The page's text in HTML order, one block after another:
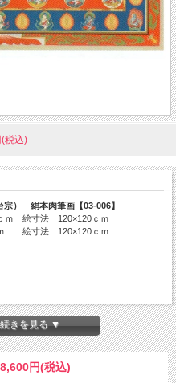
税込)
宗） 絹本肉筆画【03-006】
ｍ 絵寸法 120×120ｃｍ
ｍ 絵寸法 120×120ｃｍ
お見積りさせていただきます。
きを見る ▼
円(税込)